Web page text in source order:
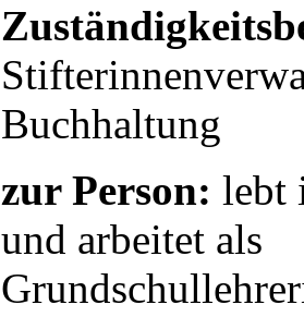
Buchhaltung
zur Person: lebt
und arbeitet als